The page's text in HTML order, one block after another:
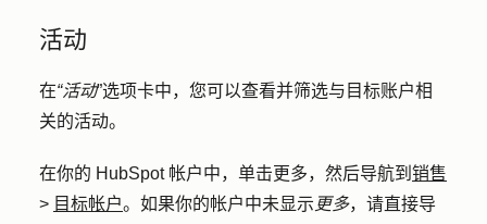
活动
在“活动”选项卡中，您可以查看并筛选与目标账户相
关的活动。
在你的 HubSpot 帐户中，单击更多，然后导航到 销售
> 目标帐户。如果你的帐户中未显示 更多，请直接导